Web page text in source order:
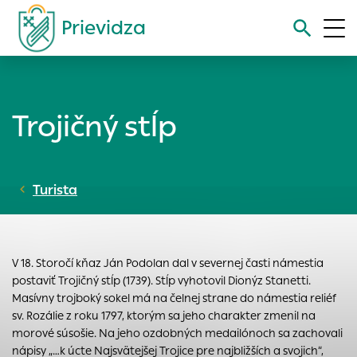
Prievidza
Trojičný stĺp
Turista
V 18. Storočí kňaz Ján Podolan dal v severnej časti námestia
postaviť Trojičný stĺp (1739). Stĺp vyhotovil Dionýz Stanetti.
Masívny trojboký sokel má na čelnej strane do námestia reliéf
sv. Rozálie z roku 1797, ktorým sa jeho charakter zmenil na
morové súsošie. Na jeho ozdobných medailónoch sa zachovali
nápisy „…k úcte Najsvätejšej Trojice pre najbližších a svojich“,
Nastavenie cookies
ukladať informácie o vašej aktivite a preferenciách.
Vyberte úroveň cookies, ktorú chcete povoliť
Technické cookies
Technické súbory cookie sú pre prevádzku nevyhnutné a
pomáhajú urobiť webové stránky uplatniteľnými tým, že
umožňujú základné funkcie, ako je navigácia na stránke a